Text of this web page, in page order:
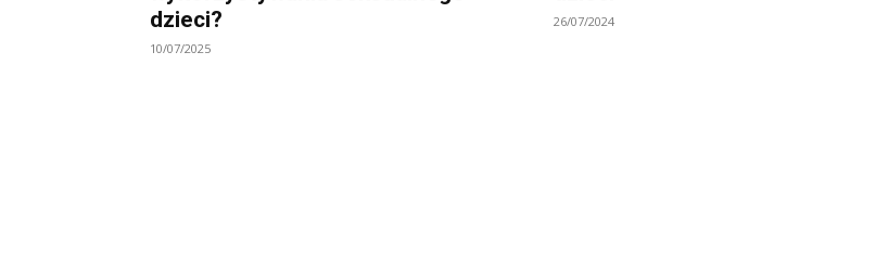
dzieci?
10/07/2025
26/07/2024